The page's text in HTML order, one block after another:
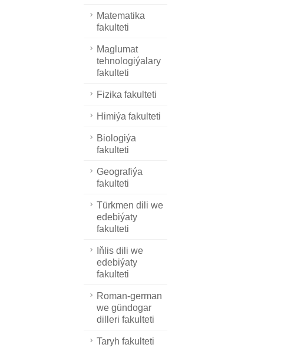
Matematika
fakulteti
Maglumat
tehnologiýalary
fakulteti
Fizika fakulteti
Himiýa fakulteti
Biologiýa
fakulteti
Geografiýa
fakulteti
Türkmen dili we
edebiýaty
fakulteti
Iňlis dili we
edebiýaty
fakulteti
Roman-german
we gündogar
dilleri fakulteti
Taryh fakulteti